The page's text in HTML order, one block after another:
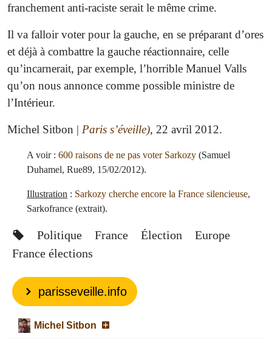
franchement anti-raciste serait le même crime.
Il va falloir voter pour la gauche, en se préparant d’ores
et déjà à combattre la gauche réactionnaire, celle
qu’incarnerait, par exemple, l’horrible Manuel Valls
qu’on nous annonce comme possible ministre de
l’Intérieur.
Michel Sitbon | Paris s’éveille), 22 avril 2012.
A voir : 600 raisons de ne pas voter Sarkozy (Samuel
Duhamel, Rue89, 15/02/2012).
Illustration : Sarkozy cherche encore la France silencieuse,
Sarkofrance (extrait).
Politique France Élection
Europe
France élections
parisseveille.info
Michel Sitbon